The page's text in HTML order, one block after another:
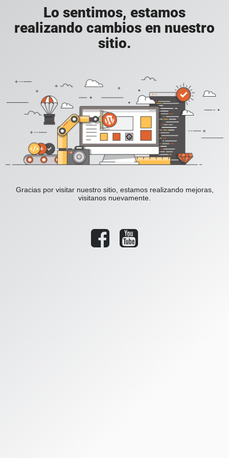
Lo sentimos, estamos
realizando cambios en nuestro
sitio.
Gracias por visitar nuestro sitio, estamos realizando mejoras,
visitanos nuevamente.